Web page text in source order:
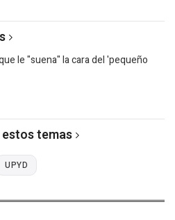
le "suena" la cara del 'pequeño
temas
UPYD